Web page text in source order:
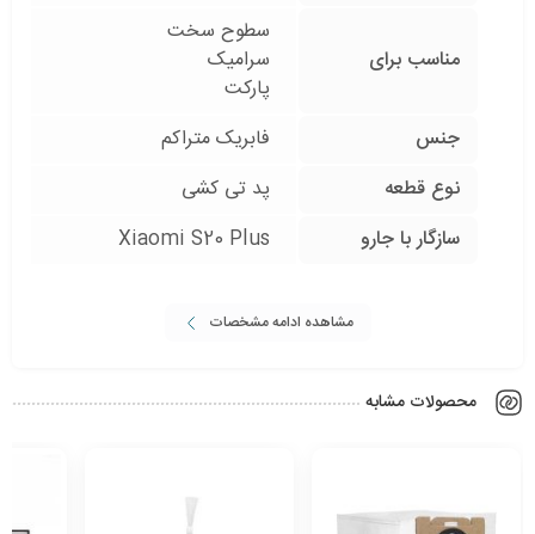
مناسب برای
سطوح سخت
سرامیک
پارکت
جنس
فابریک متراکم
نوع قطعه
پد تی کشی
سازگار با جارو
Xiaomi S20 Plus
مشاهده ادامه مشخصات
محصولات مشابه